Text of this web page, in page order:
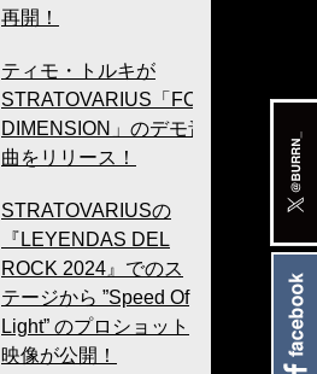
再開！
ティモ・トルキが
STRATOVARIUS「FOURTH
DIMENSION」のデモ音源9
曲をリリース！
STRATOVARIUSの
『LEYENDAS DEL
ROCK 2024』でのス
テージから ”Speed Of
Light” のプロショット
映像が公開！